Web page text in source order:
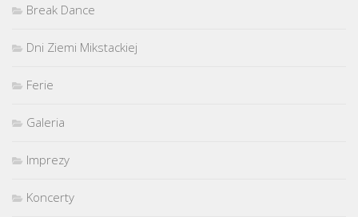
Break Dance
Dni Ziemi Mikstackiej
Ferie
Galeria
Imprezy
Koncerty